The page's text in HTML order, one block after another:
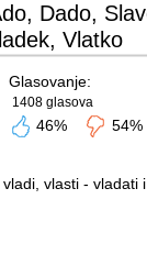
Dado,
Vlatko
Glasovanje:
1408 glasova
46% 54%
vlasti - vladati